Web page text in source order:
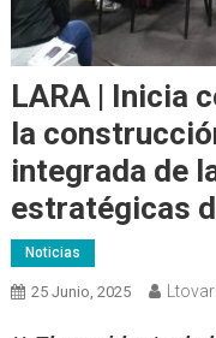
LARA | Inicia
la
integrada de
estratégicas
Noticias
25 Junio, 2025 Ltovar